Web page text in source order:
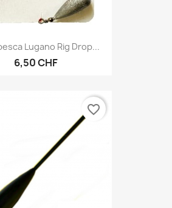
Lugano Rig Drop...
6,50 CHF
favorite_border